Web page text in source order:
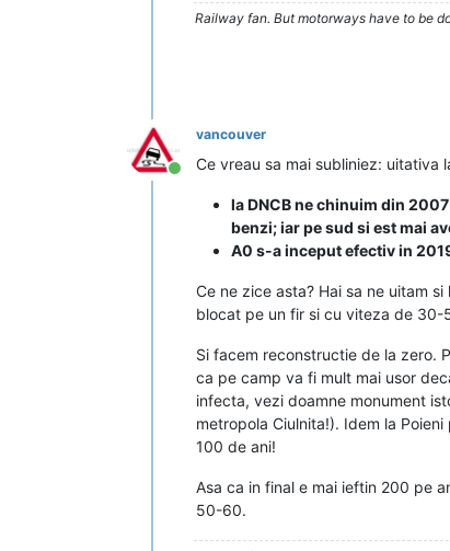
Railway fan. But motorways have to be
Conectat
vancouver
Ce vreau sa mai subliniez: uitativa
la DNCB ne chinuim din
benzi; iar pe sud si est mai
A0 s-a inceput efectiv in
Ce ne zice asta? Hai sa ne uitam
blocat pe un fir si cu viteza de 30-
Si facem reconstructie de la zero.
ca pe camp va fi mult mai usor
infecta, vezi doamne monument
metropola Ciulnita!). Idem la
100 de ani!
Asa ca in final e mai ieftin 200 pe
50-60.